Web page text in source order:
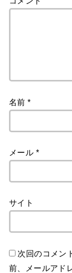
名前*
メール *
サイト
次回のコメン
前、メールアド